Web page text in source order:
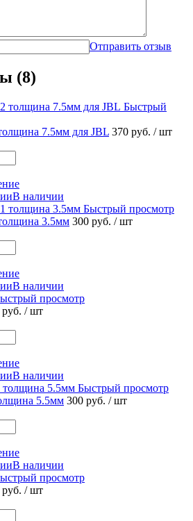
Отправить отзыв
(8)
Быстрый
7.5мм для JBL 370 руб. / шт
В наличии
Быстрый просмотр
3.5мм 300 руб. / шт
В наличии
просмотр
/ шт
В наличии
Быстрый просмотр
5.5мм 300 руб. / шт
В наличии
просмотр
/ шт